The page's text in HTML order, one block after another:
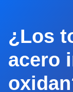
¿Los
acero